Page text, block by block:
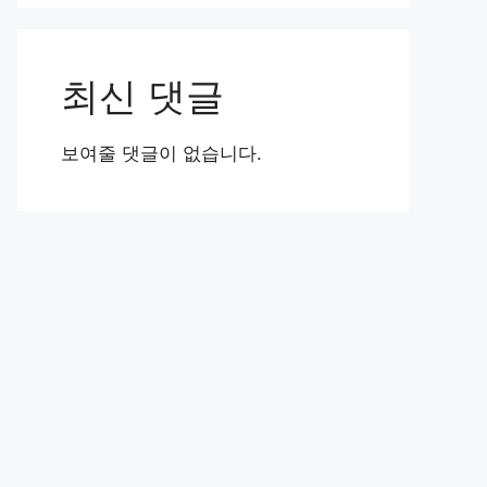
최신 댓글
보여줄 댓글이 없습니다.